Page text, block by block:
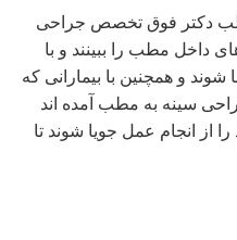
دکتر فوق تخصص جراحی
داخل مطب را ببینند و با
و همچنین با بیمارانی که
سینه به مطب آمده اند
از انجام عمل جویا شوند تا